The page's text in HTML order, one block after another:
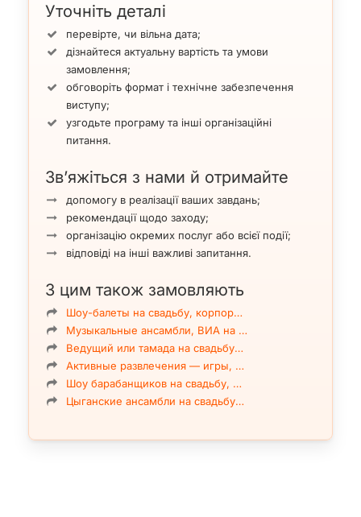
Уточніть деталі
перевірте, чи вільна дата;
дізнайтеся актуальну вартість та умови
замовлення;
обговоріть формат і технічне забезпечення
виступу;
узгодьте програму та інші організаційні
питання.
Зв’яжіться з нами й отримайте
допомогу в реалізації ваших завдань;
рекомендації щодо заходу;
організацію окремих послуг або всієї події;
відповіді на інші важливі запитання.
З цим також замовляють
Шоу-балеты на свадьбу, корпор…
Музыкальные ансамбли, ВИА на …
Ведущий или тамада на свадьбу…
Активные развлечения — игры, …
Шоу барабанщиков на свадьбу, …
Цыганские ансамбли на свадьбу…